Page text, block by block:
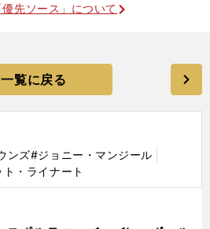
先ソース」について
一覧に戻る
ンズ#ジョニー・マンジール
・ライナート